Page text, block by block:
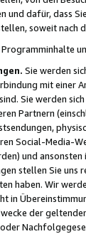
und dafür, dass
soweit nach
Sie werden
mit einer
Sie werden
Partnern
Social-Media-
und
stellen Sie
haben. Wir
in
der